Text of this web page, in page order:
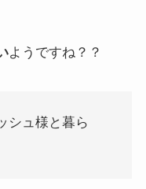
ようですね？？
シュ様と暮ら